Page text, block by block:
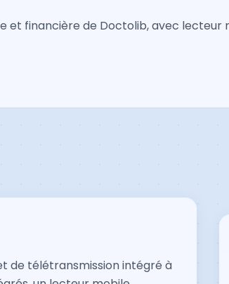
financière de Doctolib, avec lecteur
de télétransmission intégré à